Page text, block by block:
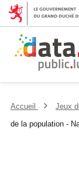
Accueil Jeux
de la population -